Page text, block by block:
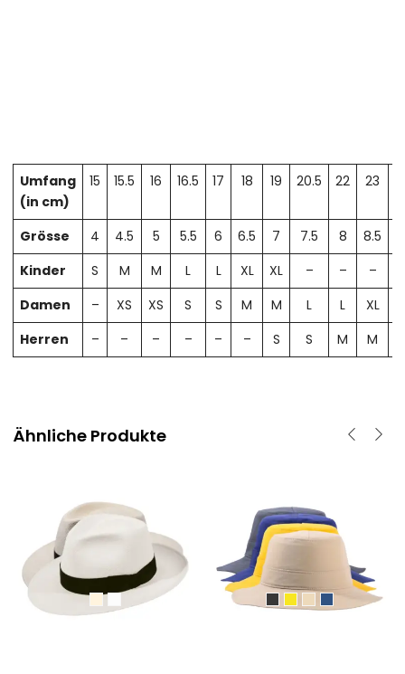
Umfang
(in cm)
15 15.5 16 16.5 17 18 19 20.5 22 23
Grösse 4 4.5 5 5.5 6 6.5 7 7.5 8 8.5
Kinder
S M M L L XL XL – – –
Damen
– XS XS S S M M L L XL
Herren
– – – – – – S S M M
Ähnliche Produkte